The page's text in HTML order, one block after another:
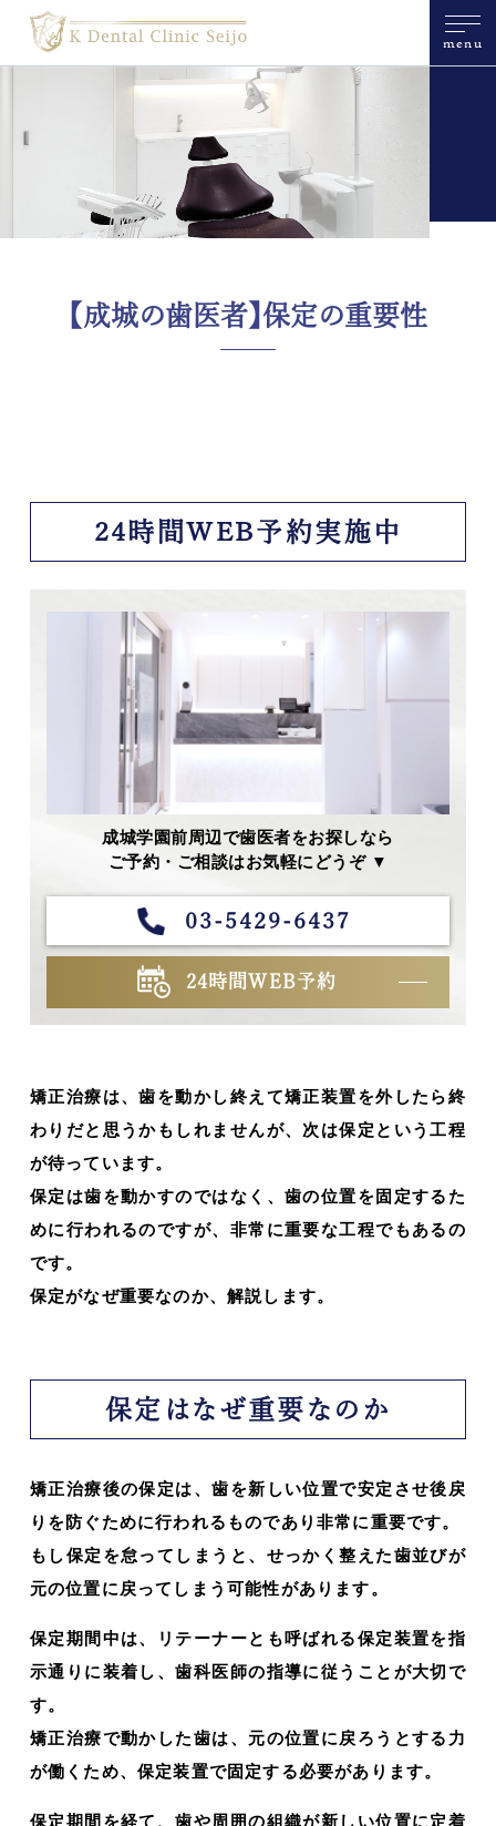
menu
【成城の歯医者】保定の重要性
24時間WEB予約実施中
成城学園前周辺で歯医者をお探しなら
ご予約・ご相談はお気軽にどうぞ ▼
03-5429-6437
24時間WEB予約
矯正治療は、歯を動かし終えて矯正装置を外したら終
わりだと思うかもしれませんが、次は保定という工程
が待っています。
保定は歯を動かすのではなく、歯の位置を固定するた
めに行われるのですが、非常に重要な工程でもあるの
です。
保定がなぜ重要なのか、解説します。
保定はなぜ重要なのか
矯正治療後の保定は、歯を新しい位置で安定させ後戻
りを防ぐために行われるものであり非常に重要です。
もし保定を怠ってしまうと、せっかく整えた歯並びが
元の位置に戻ってしまう可能性があります。
保定期間中は、リテーナーとも呼ばれる保定装置を指
示通りに装着し、歯科医師の指導に従うことが大切で
す。
矯正治療で動かした歯は、元の位置に戻ろうとする力
が働くため、保定装置で固定する必要があります。
保定期間を経て、歯や周囲の組織が新しい位置に定着